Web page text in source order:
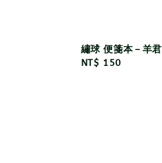
繡球 便箋本－羊君
Regular
NT$ 150